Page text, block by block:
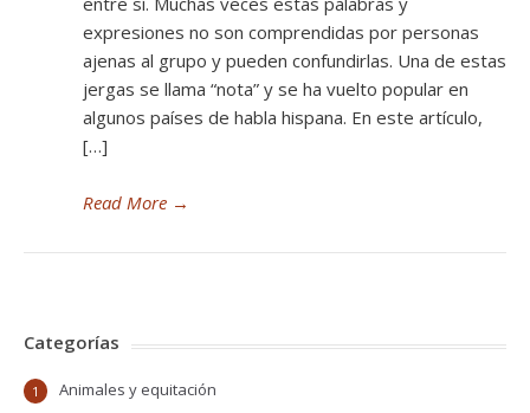
expresiones no son comprendidas por personas
ajenas al grupo y pueden confundirlas. Una de estas
jergas se llama “nota” y se ha vuelto popular en
algunos países de habla hispana. En este artículo,
[…]
Read More →
Categorías
Animales y equitación
1